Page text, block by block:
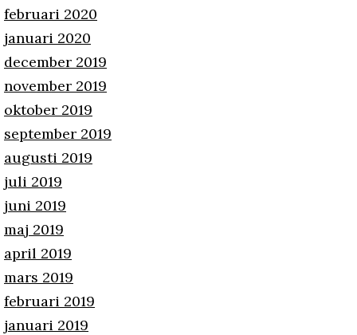
februari 2020
januari 2020
december 2019
november 2019
oktober 2019
september 2019
augusti 2019
juli 2019
juni 2019
maj 2019
april 2019
mars 2019
februari 2019
januari 2019